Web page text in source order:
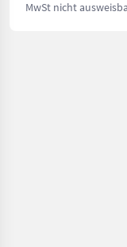
MwSt nicht